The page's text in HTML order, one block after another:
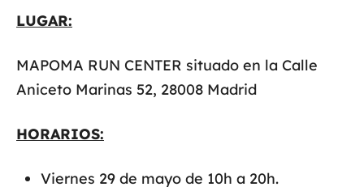
LUGAR:
MAPOMA RUN CENTER situado en la Calle
Aniceto Marinas 52, 28008 Madrid
HORARIOS:
Viernes 29 de mayo de 10h a 20h.